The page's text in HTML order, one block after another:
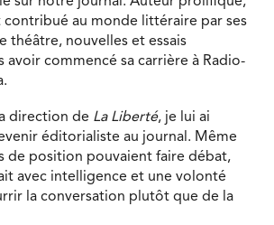
contribué au monde littéraire par ses
théâtre, nouvelles et essais
avoir commencé sa carrière à Radio-
direction de La Liberté, je lui ai
éditorialiste au journal. Même
de position pouvaient faire débat,
avec intelligence et une volonté
la conversation plutôt que de la